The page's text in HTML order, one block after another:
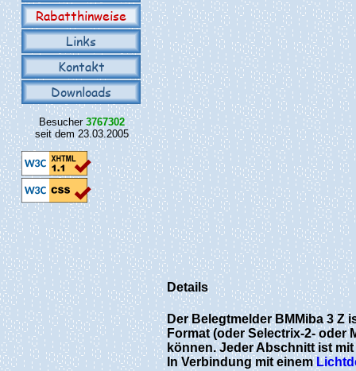
Rabatthinweise
Links
Kontakt
Downloads
Besucher 3767302
seit dem 23.03.2005
Details
Der Belegtmelder BMMiba 3 Z
Format (oder Selectrix-2- oder
können. Jeder Abschnitt ist
In Verbindung mit einem